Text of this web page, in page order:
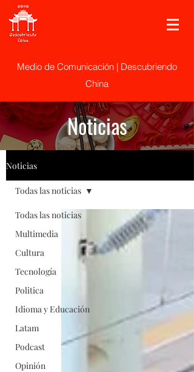
Medio de Comunicación | Descubriendo
China
Noticias
Noticias
Todas las noticias
Multimedia
Cultura
Tecnología
Politica
Idioma y Educación
Latam
Podcast
Opinión
Todas las noticias